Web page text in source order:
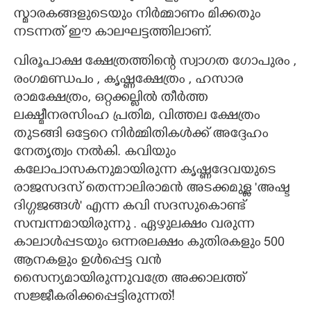
സ്മാരകങ്ങളുടെയും നിർമ്മാണം മിക്കതും
നടന്നത് ഈ കാലഘട്ടത്തിലാണ്.
വിരൂപാക്ഷ ക്ഷേത്രത്തിന്റെ സ്വാഗത ഗോപുരം ,
രംഗമണ്ഡപം , കൃഷ്ണക്ഷേത്രം , ഹസാര
രാമക്ഷേത്രം, ഒറ്റക്കല്ലിൽ തീർത്ത
ലക്ഷ്മീനരസിംഹ പ്രതിമ, വിത്തല ക്ഷേത്രം
തുടങ്ങി ഒട്ടേറെ നിർമ്മിതികൾക്ക് അദ്ദേഹം
നേതൃത്വം നൽകി. കവിയും
കലോപാസകനുമായിരുന്ന കൃഷ്ണദേവയുടെ
രാജസദസ് തെന്നാലിരാമൻ അടക്കമുള്ള 'അഷ്ട
ദിഗ്ഗജങ്ങൾ" എന്ന കവി സദസുകൊണ്ട്
സമ്പന്നമായിരുന്നു . ഏഴുലക്ഷം വരുന്ന
കാലാൾപ്പടയും ഒന്നരലക്ഷം കുതിരകളും 500
ആനകളും ഉൾപ്പെട്ട വൻ
സൈന്യമായിരുന്നുവത്രേ അക്കാലത്ത്
സജ്ജീകരിക്കപ്പെട്ടിരുന്നത്!
Share this link